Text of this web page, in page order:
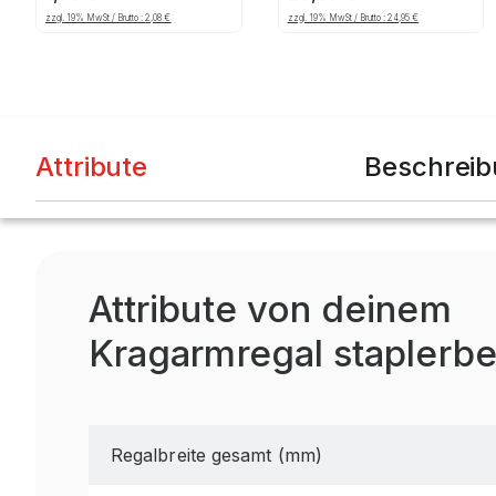
ca. 100 mm
zzgl. 19% MwSt / Brutto :2,08€
verzinkt
zzgl. 19% MwSt / Brutto : 24,95€
Attribute
Attribute von deinem
Kragarmregal
Regalbreite gesamt (mm)